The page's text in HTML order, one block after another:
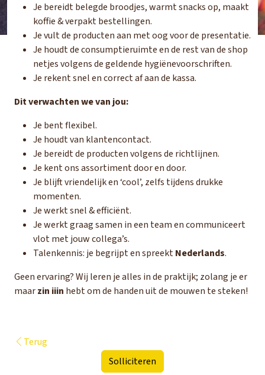
Je bereidt belegde broodjes, warmt snacks op, maakt
koffie & verpakt bestellingen.
Je vult de producten aan met oog voor de presentatie.
Je houdt de consumptieruimte en de rest van de shop
netjes volgens de geldende hygiënevoorschriften.
Je rekent snel en correct af aan de kassa.
Dit verwachten we van jou:
Je bent flexibel.
Je houdt van klantencontact.
Je bereidt de producten volgens de richtlijnen.
Je kent ons assortiment door en door.
Je blijft vriendelijk en ‘cool’, zelfs tijdens drukke
momenten.
Je werkt snel & efficiënt.
Je werkt graag samen in een team en communiceert
vlot met jouw collega’s.
Talenkennis: je begrijpt en spreektNederlands.
Geen ervaring? Wij leren je alles in de praktijk; zolang je er
maarzin iiin hebt om de handen uit de mouwen te steken!
Terug
Solliciteren